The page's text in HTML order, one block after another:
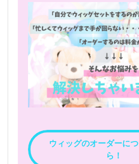
ウィッグのオーダーに
ら！